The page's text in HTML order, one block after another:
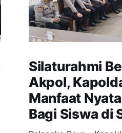
Silaturahmi
Akpol,
Manfaat
Bagi Siswa di